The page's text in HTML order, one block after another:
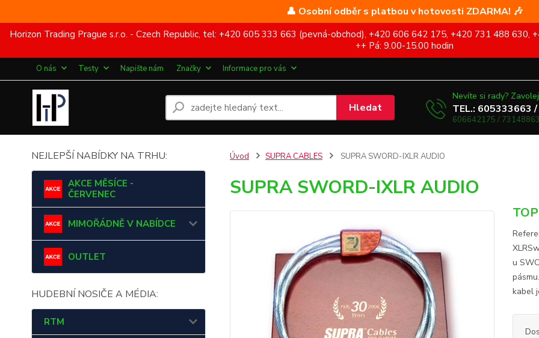
👤 Osobní odběr s platbou v hotovosti ZDARMA! 🎶
Horizon Trading Prague s.r.o. - Czech Republic, tel: +420 605 333 663 (pevná-obchod), +420 606 642 175, +420 731 488
++ Pá: 9.00-15.00 hodin
O nás Testy Napište nám Značky Informace pro vás
Hledat
Nevíte si rady?
TEL.: 605333663 /
606642175 /
NEJLEPŠÍ NABÍDKY NA TRHU:
AKCE MĚSÍCE -
ČERVENEC
MIMOŘÁDNĚ V NABÍDCE
OUTLET
HUDEBNÍ NOSIČE A MÉDIA:
RTM
Úvod SUPRA CABLES SUPRA SWORD-IXLR AUDIO
SUPRA SWORD-IXLR AUDIO
u
kabel